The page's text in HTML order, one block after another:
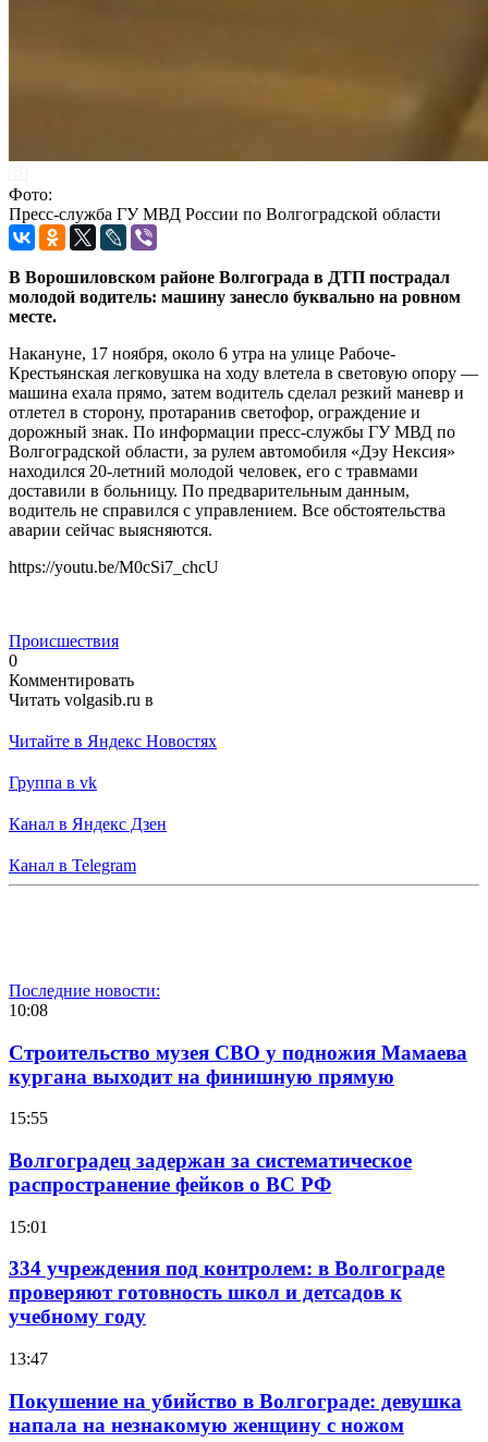
Фото:
Пресс-служба ГУ МВД России по Волгоградской области
В Ворошиловском районе Волгограда в ДТП пострадал
молодой водитель: машину занесло буквально на ровном
месте.
Накануне, 17 ноября, около 6 утра на улице Рабоче-
Крестьянская легковушка на ходу влетела в световую опору —
машина ехала прямо, затем водитель сделал резкий маневр и
отлетел в сторону, протаранив светофор, ограждение и
дорожный знак. По информации пресс-службы ГУ МВД по
Волгоградской области, за рулем автомобиля «Дэу Нексия»
находился 20-летний молодой человек, его с травмами
доставили в больницу. По предварительным данным,
водитель не справился с управлением. Все обстоятельства
аварии сейчас выясняются.
https://youtu.be/M0cSi7_chcU
Происшествия
0
Комментировать
Читать volgasib.ru в
Читайте в Яндекс Новостях
Группа в vk
Канал в Яндекс Дзен
Канал в Telegram
Последние новости:
10:08
Строительство музея СВО у подножия Мамаева
кургана выходит на финишную прямую
15:55
Волгоградец задержан за систематическое
распространение фейков о ВС РФ
15:01
334 учреждения под контролем: в Волгограде
проверяют готовность школ и детсадов к
учебному году
13:47
Покушение на убийство в Волгограде: девушка
напала на незнакомую женщину с ножом